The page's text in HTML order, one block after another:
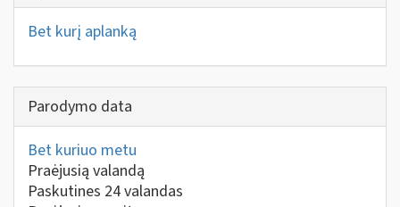
Bet kurį aplanką
Parodymo data
Bet kuriuo metu
Praėjusią valandą
Paskutines 24 valandas